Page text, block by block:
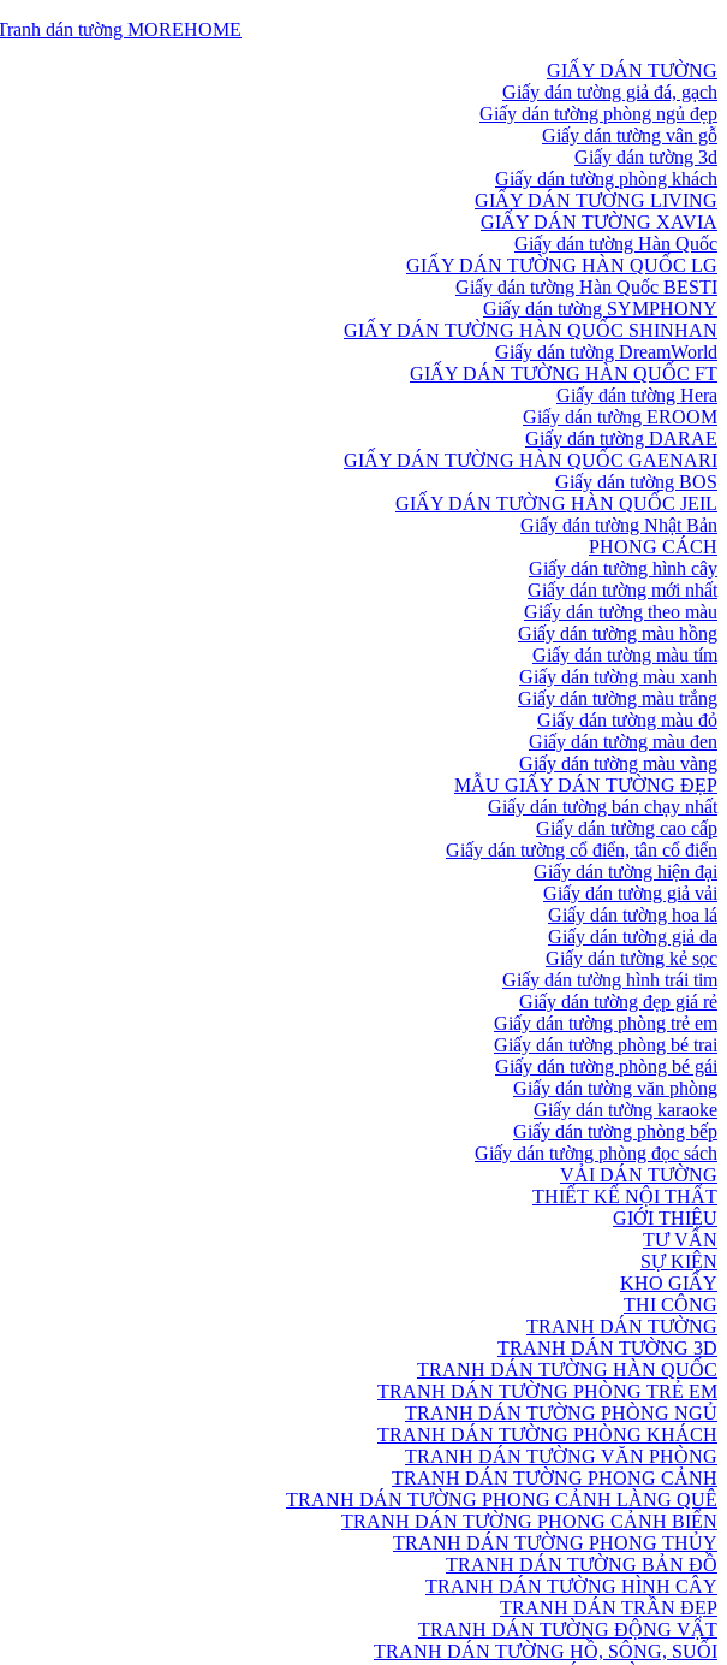
GIẤY DÁN TƯỜNG
Giấy dán tường giả đá, gạch
Giấy dán tường phòng ngủ đẹp
Giấy dán tường vân gỗ
Giấy dán tường 3d
Giấy dán tường phòng khách
GIẤY DÁN TƯỜNG LIVING
GIẤY DÁN TƯỜNG XAVIA
Giấy dán tường Hàn Quốc
GIẤY DÁN TƯỜNG HÀN QUỐC LG
Giấy dán tường Hàn Quốc BESTI
Giấy dán tường SYMPHONY
GIẤY DÁN TƯỜNG HÀN QUỐC SHINHAN
Giấy dán tường DreamWorld
GIẤY DÁN TƯỜNG HÀN QUỐC FT
Giấy dán tường Hera
Giấy dán tường EROOM
Giấy dán tường DARAE
GIẤY DÁN TƯỜNG HÀN QUỐC GAENARI
Giấy dán tường BOS
GIẤY DÁN TƯỜNG HÀN QUỐC JEIL
Giấy dán tường Nhật Bản
PHONG CÁCH
Giấy dán tường hình cây
Giấy dán tường mới nhất
Giấy dán tường theo màu
Giấy dán tường màu hồng
Giấy dán tường màu tím
Giấy dán tường màu xanh
Giấy dán tường màu trắng
Giấy dán tường màu đỏ
Giấy dán tường màu đen
Giấy dán tường màu vàng
MẪU GIẤY DÁN TƯỜNG ĐẸP
Giấy dán tường bán chạy nhất
Giấy dán tường cao cấp
Giấy dán tường cổ điển, tân cổ điển
Giấy dán tường hiện đại
Giấy dán tường giả vải
Giấy dán tường hoa lá
Giấy dán tường giả da
Giấy dán tường kẻ sọc
Giấy dán tường hình trái tim
Giấy dán tường đẹp giá rẻ
Giấy dán tường phòng trẻ em
Giấy dán tường phòng bé trai
Giấy dán tường phòng bé gái
Giấy dán tường văn phòng
Giấy dán tường karaoke
Giấy dán tường phòng bếp
Giấy dán tường phòng đọc sách
VẢI DÁN TƯỜNG
THIẾT KẾ NỘI THẤT
GIỚI THIỆU
TƯ VẤN
SỰ KIỆN
KHO GIẤY
THI CÔNG
TRANH DÁN TƯỜNG
TRANH DÁN TƯỜNG 3D
TRANH DÁN TƯỜNG HÀN QUỐC
TRANH DÁN TƯỜNG PHÒNG TRẺ EM
TRANH DÁN TƯỜNG PHÒNG NGỦ
TRANH DÁN TƯỜNG PHÒNG KHÁCH
TRANH DÁN TƯỜNG VĂN PHÒNG
TRANH DÁN TƯỜNG PHONG CẢNH
TRANH DÁN TƯỜNG PHONG CẢNH LÀNG QUÊ
TRANH DÁN TƯỜNG PHONG CẢNH BIỂN
TRANH DÁN TƯỜNG PHONG THỦY
TRANH DÁN TƯỜNG BẢN ĐỒ
TRANH DÁN TƯỜNG HÌNH CÂY
TRANH DÁN TRẦN ĐẸP
TRANH DÁN TƯỜNG ĐỘNG VẬT
TRANH DÁN TƯỜNG HỒ, SÔNG, SUỐI